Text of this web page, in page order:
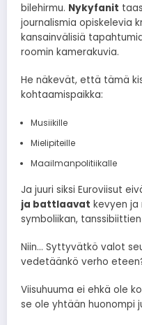
bilehirmu. Nykyfanit
journalismia opiskelevia
kansainvälisiä
roomin kamerakuvia.
He näkevät, että tämä
kohtaamispaikka:
Musiikille
Mielipiteille
Maailmanpolitiikalle
Ja juuri siksi Euroviisut
ja battlaavat kevyen ja
symboliikan,
Niin… Syttyvätkö valot
vedetäänkö verho
Viisuhuuma ei ehkä ole
se ole yhtään huonompi